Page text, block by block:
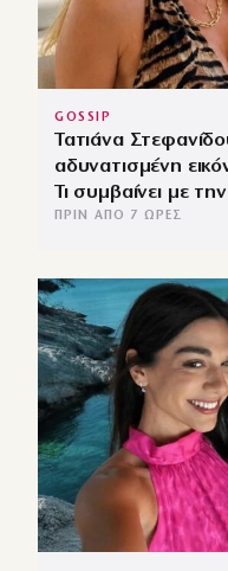
GOSSIP
Τατιάνα
αδυνατισμένη
Τι συμβαίνει με
ΠΡΙΝ ΑΠΌ 7 ΏΡΕΣ